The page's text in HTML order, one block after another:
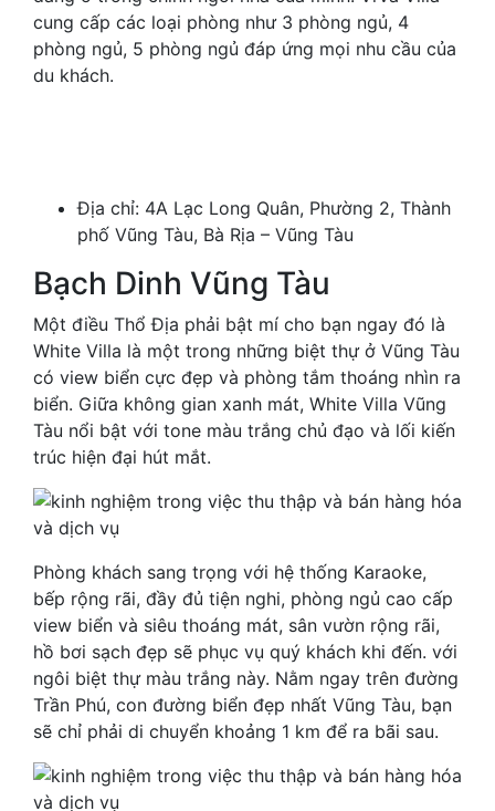
cung cấp các loại phòng như 3 phòng ngủ, 4
phòng ngủ, 5 phòng ngủ đáp ứng mọi nhu cầu của
du khách.
Địa chỉ: 4A Lạc Long Quân, Phường 2, Thành
phố Vũng Tàu, Bà Rịa – Vũng Tàu
Bạch Dinh Vũng Tàu
Một điều Thổ Địa phải bật mí cho bạn ngay đó là
White Villa là một trong những biệt thự ở Vũng Tàu
có view biển cực đẹp và phòng tắm thoáng nhìn ra
biển. Giữa không gian xanh mát, White Villa Vũng
Tàu nổi bật với tone màu trắng chủ đạo và lối kiến ​​
trúc hiện đại hút mắt.
Phòng khách sang trọng với hệ thống Karaoke,
bếp rộng rãi, đầy đủ tiện nghi, phòng ngủ cao cấp
view biển và siêu thoáng mát, sân vườn rộng rãi,
hồ bơi sạch đẹp sẽ phục vụ quý khách khi đến. với
ngôi biệt thự màu trắng này. Nằm ngay trên đường
Trần Phú, con đường biển đẹp nhất Vũng Tàu, bạn
sẽ chỉ phải di chuyển khoảng 1 km để ra bãi sau.